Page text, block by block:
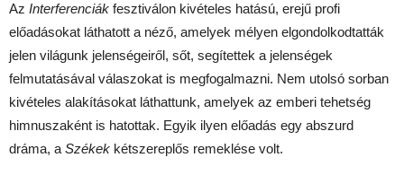
Az Interferenciák fesztiválon kivételes hatású, erejű profi
előadásokat láthatott a néző, amelyek mélyen elgondolkodtatták
jelen világunk jelenségeiről, sőt, segítettek a jelenségek
felmutatásával válaszokat is megfogalmazni. Nem utolsó sorban
kivételes alakításokat láthattunk, amelyek az emberi tehetség
himnuszaként is hatottak. Egyik ilyen előadás egy abszurd
dráma, a Székek kétszereplős remeklése volt.